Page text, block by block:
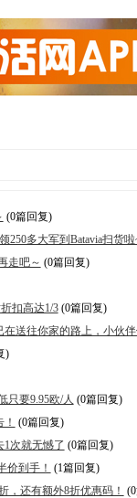
(0篇回复)
250多大军到Batavia扫货啦
走吧～ (0篇回复)
扣高达1/3(0篇回复)
送往你家的路上，小伙
)
只要9.95欧/人 (0篇回复)
(0篇回复)
次就无憾了 (0篇回复)
价到手！ (1篇回复)
，还有额外8折优惠码！